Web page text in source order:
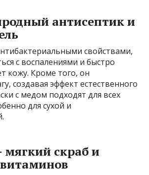
антисептик и
свойствами,
с воспалениями и быстро
кожу. Кроме того, он
создавая эффект естественного
с медом подходят для всех
для сухой и
скраб и